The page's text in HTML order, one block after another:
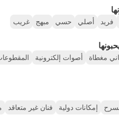
فريد أصلي حسي مبهج غريب
مغطاة أصوات إلكترونية
إمكانات دولية فنان غير متعاقد